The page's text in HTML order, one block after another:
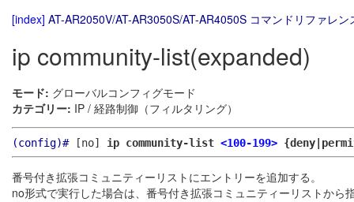
[index] AT-AR2050V/AT-AR3050S/AT-AR4050S コマンドリファレン
ip community-list(expanded)
モード: グローバルコンフィグモード
カテゴリー: IP / 経路制御（フィルタリング）
(config)#[no] ip community-list <100-199>
番号付き拡張コミュニティーリストにエントリーを追加する。
no形式で実行した場合は、番号付き拡張コミュニティーリストから